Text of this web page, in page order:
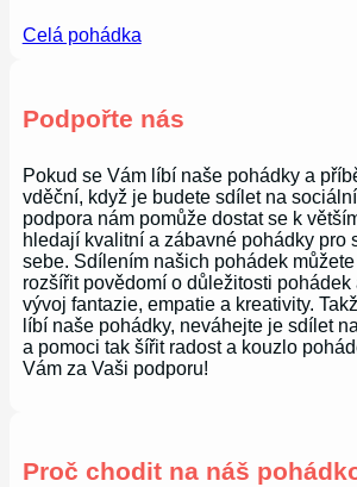
Celá pohádka
Podpořte nás
Pokud se Vám líbí naše pohádky a
vděční, když je budete sdílet na
podpora nám pomůže dostat se k
hledají kvalitní a zábavné pohádky pro
sebe. Sdílením našich pohádek
rozšířit povědomí o důležitosti pohádek
vývoj fantazie, empatie a kreativity.
líbí naše pohádky, neváhejte je sdílet
a pomoci tak šířit radost a kouzlo
Vám za Vaši podporu!
Proč chodit na náš